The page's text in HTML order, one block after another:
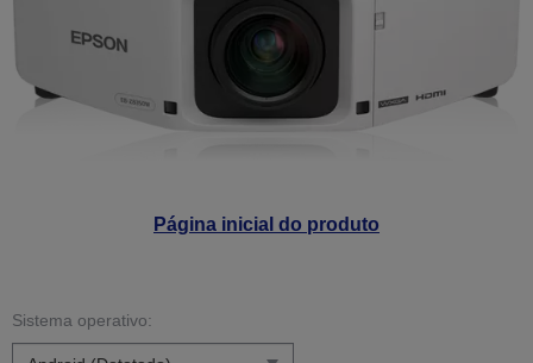
Página inicial do produto
Sistema operativo: